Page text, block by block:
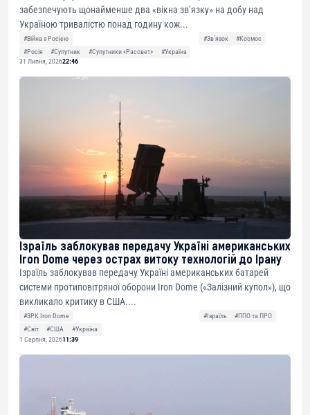
забезпечують щонайменше два «вікна зв’язку» на добу над
Україною тривалістю понад годину кож...
#Війна з Росією #Звʼязок
#Космос
#Росія
#Супутник #Супутники «Рассвет»
#Україна
31 Липня, 202622:46
Ізраїль заблокував передачу Україні американських
Iron Dome через острах витоку технологій до Ірану
Ізраїль заблокував передачу Україні американських батарей
системи протиповітряної оборони Iron Dome («Залізний купол»), що
викликало критику в США....
#ЗРК Iron Dome #Ізраїль
#ППО та ПРО
#Світ
#США
#Україна
1 Серпня, 202611:39